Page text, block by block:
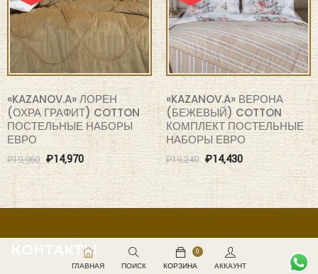
«KAZANOV.A» ЛОРЕН
(ОХРА ГРАФИТ) COTTON
ПОСТЕЛЬНЫЕ НАБОРЫ
ЕВРО
₽19,960 ₽14,970
«KAZANOV.A» ВЕРОНА
(БЕЖЕВЫЙ) COTTON
КОМПЛЕКТ ПОСТЕЛЬНЫЕ
НАБОРЫ ЕВРО
₽19,240 ₽14,430
КОНТАКТЫ
ГЛАВНАЯ ПОИСК
0
КОРЗИНА
АККАУНТ